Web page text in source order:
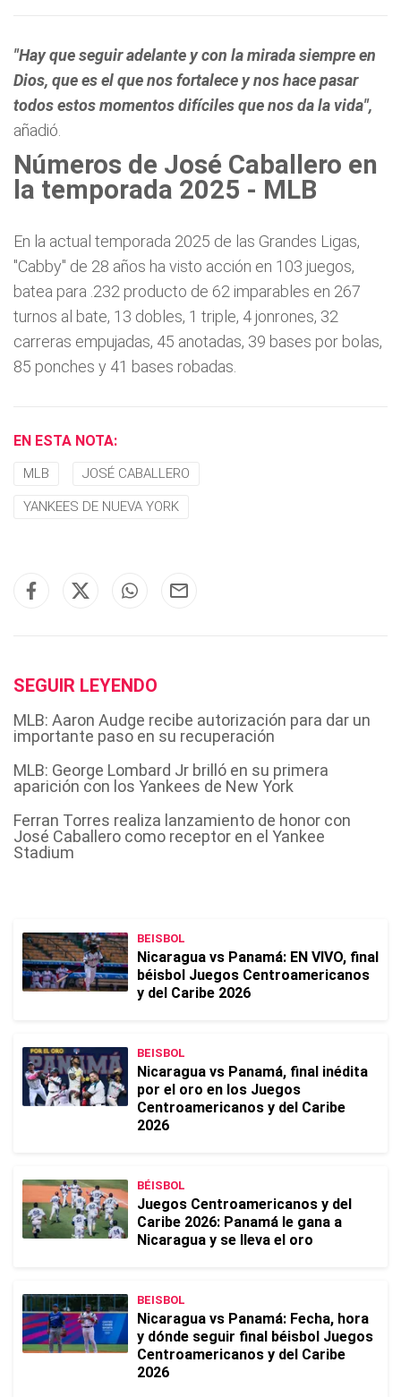
"Hay que seguir adelante y con la mirada siempre en
Dios, que es el que nos fortalece y nos hace pasar
todos estos momentos difíciles que nos da la vida",
añadió.
Números de José Caballero en
la temporada 2025 - MLB
En la actual temporada 2025 de las Grandes Ligas,
"Cabby" de 28 años ha visto acción en 103 juegos,
batea para .232 producto de 62 imparables en 267
turnos al bate, 13 dobles, 1 triple, 4 jonrones, 32
carreras empujadas, 45 anotadas, 39 bases por bolas,
85 ponches y 41 bases robadas.
EN ESTA NOTA:
MLB JOSÉ CABALLERO
YANKEES DE NUEVA YORK
SEGUIR LEYENDO
MLB: Aaron Audge recibe autorización para dar un
importante paso en su recuperación
MLB: George Lombard Jr brilló en su primera
aparición con los Yankees de New York
Ferran Torres realiza lanzamiento de honor con
José Caballero como receptor en el Yankee
Stadium
BEISBOL
Nicaragua vs Panamá: EN VIVO, final
béisbol Juegos Centroamericanos
y del Caribe 2026
BEISBOL
Nicaragua vs Panamá, final inédita
por el oro en los Juegos
Centroamericanos y del Caribe
2026
BÉISBOL
Juegos Centroamericanos y del
Caribe 2026: Panamá le gana a
Nicaragua y se lleva el oro
BEISBOL
Nicaragua vs Panamá: Fecha, hora
y dónde seguir final béisbol Juegos
Centroamericanos y del Caribe
2026